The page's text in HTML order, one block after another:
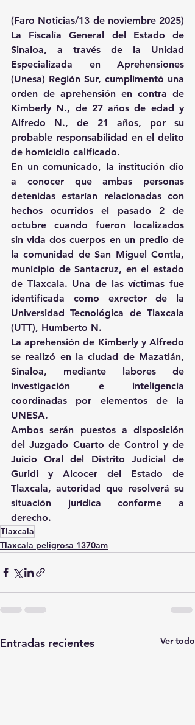
(Faro Noticias/13 de noviembre 2025)
La Fiscalía General del Estado de
Sinaloa, a través de la Unidad
Especializada en Aprehensiones
(Unesa) Región Sur, cumplimentó una
orden de aprehensión en contra de
Kimberly N., de 27 años de edad y
Alfredo N., de 21 años, por su
probable responsabilidad en el delito
de homicidio calificado.
En un comunicado, la institución dio
a conocer que ambas personas
detenidas estarían relacionadas con
hechos ocurridos el pasado 2 de
octubre cuando fueron localizados
sin vida dos cuerpos en un predio de
la comunidad de San Miguel Contla,
municipio de Santacruz, en el estado
de Tlaxcala. Una de las víctimas fue
identificada como exrector de la
Universidad Tecnológica de Tlaxcala
(UTT), Humberto N.
La aprehensión de Kimberly y Alfredo
se realizó en la ciudad de Mazatlán,
Sinaloa, mediante labores de
investigación e inteligencia
coordinadas por elementos de la
UNESA.
Ambos serán puestos a disposición
del Juzgado Cuarto de Control y de
Juicio Oral del Distrito Judicial de
Guridi y Alcocer del Estado de
Tlaxcala, autoridad que resolverá su
situación jurídica conforme a
derecho.
Tlaxcala
Tlaxcala peligrosa 1370am
Entradas recientes Ver todo